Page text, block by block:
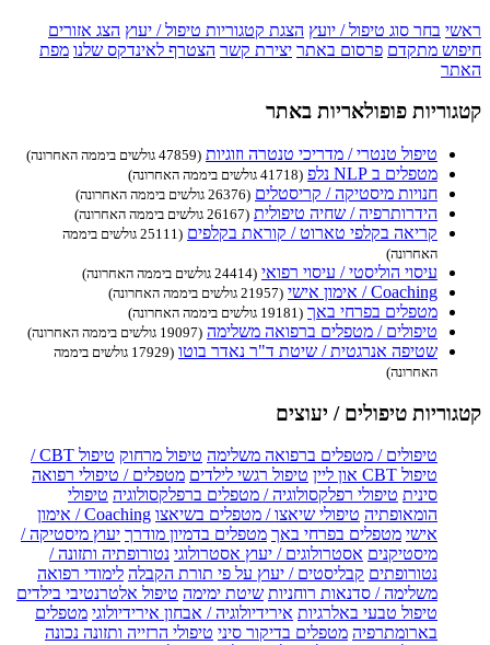
ראשי בחר סוג טיפול / יועץ הצגת קטגוריות טיפול / יעוץ הצג אזורים
חיפוש מתקדם פרסום באתר יצירת קשר הצטרף לאינדקס שלנו מפת
האתר
קטגוריות פופולאריות באתר
טיפול טנטרי / מדריכי טנטרה וזוגיות (47859 גולשים ביממה האחרונה)
מטפלים ב NLP נלפ (41718 גולשים ביממה האחרונה)
חנויות מיסטיקה / קריסטלים (26376 גולשים ביממה האחרונה)
הידרותרפיה / שחיה טיפולית (26167 גולשים ביממה האחרונה)
קריאה בקלפי טארוט / קוראת בקלפים
(25111 גולשים ביממה
האחרונה)
עיסוי הוליסטי / עיסוי רפואי (24414 גולשים ביממה האחרונה)
Coaching / אימון אישי (21957 גולשים ביממה האחרונה)
מטפלים בפרחי באך (19181 גולשים ביממה האחרונה)
טיפולים / מטפלים ברפואה משלימה (19097 גולשים ביממה האחרונה)
שטיפה אנרגטית / שיטת ד"ר נאדר בוטו
(17929 גולשים ביממה
האחרונה)
קטגוריות טיפולים / יעוצים
טיפולים / מטפלים ברפואה משלימה טיפול מרחוק
טיפול CBT /
טיפול CBT און ליין
טיפול רגשי לילדים מטפלים / טיפולי רפואה
סינית טיפולי רפלקסולוגיה / מטפלים ברפלקסולוגיה טיפולי
הומאופתיה טיפולי שיאצו / מטפלים בשיאצו
Coaching / אימון
אישי מטפלים בפרחי באך מטפלים בדמיון מודרך יעוץ מיסטיקה /
מיסטיקנים אסטרולוגים / יעוץ אסטרולוגי נטורופתיה ותזונה /
נטורופתים קבליסטים / יעוץ על פי תורת הקבלה לימודי רפואה
משלימה / סדנאות רוחניות שיטת ימימה טיפול אלטרנטיבי בילדים
טיפול טבעי באלרגיות אירידיולוגיה / אבחון אירידיולוגי מטפלים
בארומתרפיה מטפלים בדיקור סיני טיפולי הרזייה ותזונה נכונה